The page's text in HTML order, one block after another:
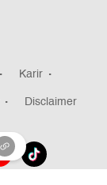
Karir
Disclaimer